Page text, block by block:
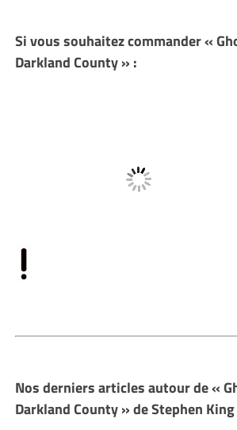
Si vous souhaitez commander «
Darkland County » :
Nos derniers articles autour de «
Darkland County » de Stephen King